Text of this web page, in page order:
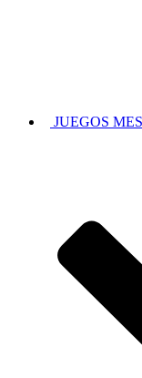
JUEGOS